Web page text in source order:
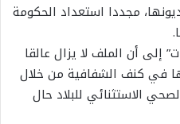
مجددا استعداد الحكومة
إلى أن الملف لا يزال عالقا
في كنف الشفافية من خلال
الاستثنائي للبلاد حال